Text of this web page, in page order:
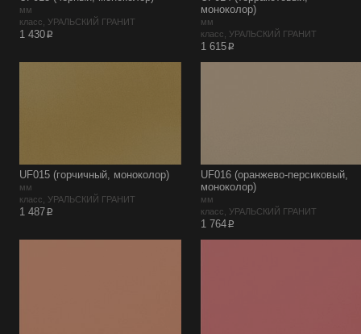
мм
класс, УРАЛЬСКИЙ ГРАНИТ
1 430p
моноколор)
мм
класс, УРАЛЬСКИЙ ГРАНИТ
1 615p
UF015 (горчичный, моноколор)
мм
класс, УРАЛЬСКИЙ ГРАНИТ
1 487p
UF016 (оранжево-персиковый,
моноколор)
мм
класс, УРАЛЬСКИЙ ГРАНИТ
1 764p